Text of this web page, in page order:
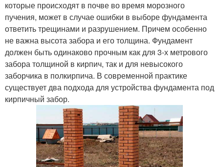
которые происходят в почве во время морозного
пучения, может в случае ошибки в выборе фундамента
ответить трещинами и разрушением. Причем особенно
не важна высота забора и его толщина. Фундамент
должен быть одинаково прочным как для 3-х метрового
забора толщиной в кирпич, так и для невысокого
заборчика в полкирпича. В современной практике
существует два подхода для устройства фундамента под
кирпичный забор.